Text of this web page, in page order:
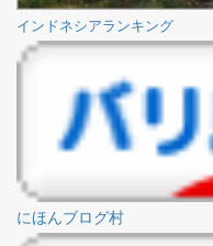
インドネシアランキング
にほんブログ村